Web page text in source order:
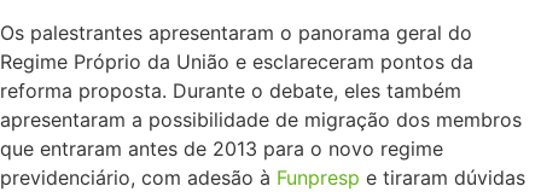
Os palestrantes apresentaram o panorama geral do
Regime Próprio da União e esclareceram pontos da
reforma proposta. Durante o debate, eles também
apresentaram a possibilidade de migração dos membros
que entraram antes de 2013 para o novo regime
previdenciário, com adesão à Funpresp e tiraram dúvidas